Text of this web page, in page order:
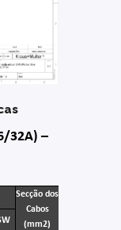
32A) –
Secção dos
Cabos
(mm2)